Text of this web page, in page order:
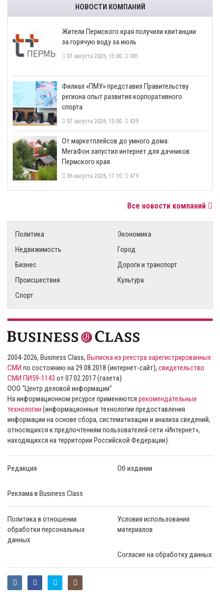
НОВОСТИ КОМПАНИЙ
​Жители Пермского края получили квитанции
за горячую воду за июль
07 августа 2026, 15:00 381
​Филиал «ПМУ» представил Правительству
региона опыт развития корпоративного
спорта
07 августа 2026, 13:00 439
От маркетплейсов до умного дома:
МегаФон запустил интернет для дачников
Пермского края
06 августа 2026, 17:10 479
Все новости компаний
Политика
Экономика
Недвижимость
Город
Бизнес
Дороги и транспорт
Происшествия
Культура
Спорт
2004-2026, Business Class, Выписка из реестра зарегистрированных
СМИ по состоянию на 29.08.2018 (интернет-сайт), свидетельство
СМИ ПИ59-1143 от 07.02.2017 (газета)
ООО “Центр деловой информации”
На информационном ресурсе применяются рекомендательные
технологии (информационные технологии предоставления
информации на основе сбора, систематизации и анализа сведений,
относящихся к предпочтениям пользователей сети «Интернет»,
находящихся на территории Российской Федерации).
Редакция Об издании
Реклама в Business Class
Политика в отношении
обработки персональных
данных
Условия использования
материалов
Согласие на обработку данных